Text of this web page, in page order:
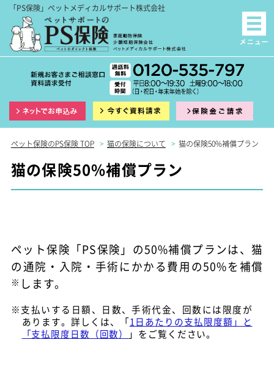
「PS保険」ペットメディカルサポート株式会社
インターネット申込 資料請求
ペット保険のPS保険 TOP > 猫の保険について > 猫の保険50%補償プラン
猫の保険50%補償プラン
ペット保険「PS保険」の50%補償プランは、猫
の通院・入院・手術にかかる費用の50%を補償
※ します。
※支払いする日額、日数、手術代金、回数には限度が
あります。詳しくは、「1日あたりの支払限度額」と
「支払限度日数（回数）
」をご覧ください。